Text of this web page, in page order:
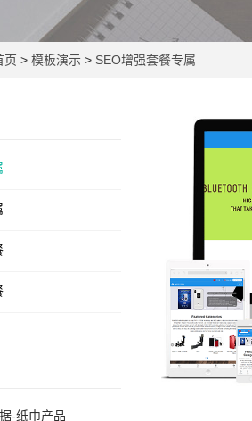
页 > 模板演示 > SEO增强套餐专属
-纸巾产品